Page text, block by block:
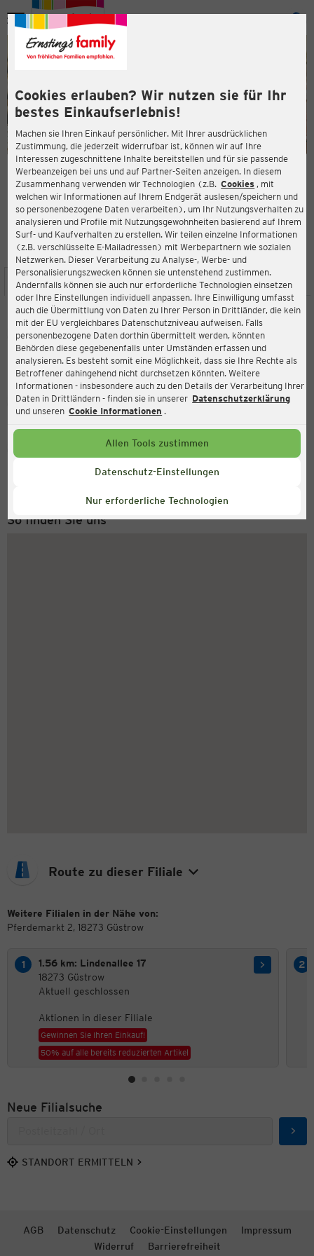
Cookies erlauben? Wir nutzen sie für Ihr
bestes Einkaufserlebnis!
Machen sie Ihren Einkauf persönlicher. Mit Ihrer ausdrücklichen
Zustimmung, die jederzeit widerrufbar ist, können wir auf Ihre
Interessen zugeschnittene Inhalte bereitstellen und für sie passende
Werbeanzeigen bei uns und auf Partner-Seiten anzeigen. In diesem
Zusammenhang verwenden wir Technologien (z.B. Cookies , mit
welchen wir Informationen auf Ihrem Endgerät auslesen/speichern und
so personenbezogene Daten verarbeiten), um Ihr Nutzungsverhalten zu
analysieren und Profile mit Nutzungsgewohnheiten basierend auf Ihrem
Surf- und Kaufverhalten zu erstellen. Wir teilen einzelne Informationen
(z.B. verschlüsselte E-Mailadressen) mit Werbepartnern wie sozialen
Netzwerken. Dieser Verarbeitung zu Analyse-, Werbe- und
Personalisierungszwecken können sie untenstehend zustimmen.
Andernfalls können sie auch nur erforderliche Technologien einsetzen
oder Ihre Einstellungen individuell anpassen. Ihre Einwilligung umfasst
auch die Übermittlung von Daten zu Ihrer Person in Drittländer, die kein
mit der EU vergleichbares Datenschutzniveau aufweisen. Falls
personenbezogene Daten dorthin übermittelt werden, könnten
Behörden diese gegebenenfalls unter Umständen erfassen und
analysieren. Es besteht somit eine Möglichkeit, dass sie Ihre Rechte als
Betroffener dahingehend nicht durchsetzen könnten. Weitere
Informationen - insbesondere auch zu den Details der Verarbeitung Ihrer
Daten in Drittländern - finden sie in unserer Datenschutzerklärung
und unseren Cookie Informationen .
Allen Tools zustimmen
Datenschutz-Einstellungen
Nur erforderliche Technologien
Menü
ERNSTING'S FAMILY FILIALE
Pferdemarkt 2
18273 Güstrow
4,0
Bewertung:
STANDORT SERVICES SORTIMENT AKTIONEN
Ernsting's family
Pferdemarkt 2, 18273 Güstrow
Aktuell:
Geschlossen
Service Hotline
+49 (0) 2546 / 98 999 98
So finden Sie uns
Route zu dieser Filiale
Weitere Filialen in der Nähe von:
Pferdemarkt 2, 18273 Güstrow
1.56 km: Lindenallee 17
18273 Güstrow
Aktuell geschlossen
Aktionen in dieser Filiale
Gewinnen Sie Ihren Einkauf!
50% auf alle bereits reduzierten Artikel
Neue Filialsuche
STANDORT ERMITTELN
AGB Datenschutz Cookie-Einstellungen
Impressum
Widerruf
Barrierefreiheit